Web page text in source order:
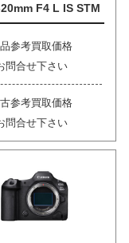
F4 L IS STM
参考買取価格
問合せ下さい
参考買取価格
問合せ下さい